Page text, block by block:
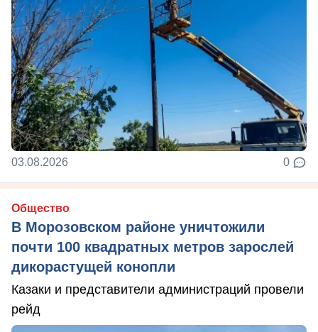
03.08.2026 0
Общество
В Морозовском районе уничтожили
почти 100 квадратных метров зарослей
дикорастущей конопли
Казаки и представители администраций провели
рейд